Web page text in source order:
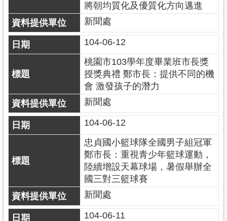
信
箱
常
問
桃
園
市
府
入
網
隱
將朝均質化及優質化方向邁進
新聞處
104-06-12
桃園市103學年度畢業班市長獎
授獎典禮 鄭市長：提供不同的機
會 激發孩子的潛力
新聞處
104-06-12
忠貞國小籃球隊全國男子組冠軍
鄭市長：重視青少年籃球運動，
陸續增設天幕球場，暑假舉辦全
國三對三籃球賽
新聞處
104-06-11